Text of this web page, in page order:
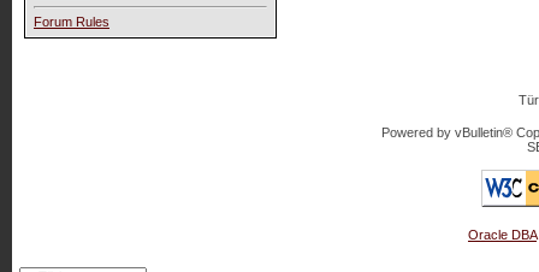
Forum Rules
Powered by vBulletin®
Oracle DBA